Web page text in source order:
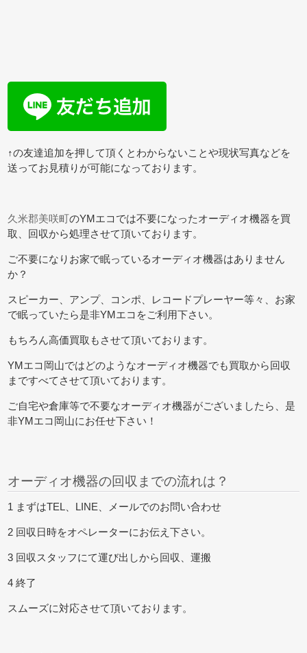
↑の友達追加を押して頂くとわからないことや現状写真などを
送ってお見積りが可能になっております。
久米郡美咲町のYMエコでは不要になったオーディオ機器を買
取、回収から処理させて頂いております。
ご不要になりお家で眠っているオーディオ機器はありません
か？
スピーカー、アンプ、コンポ、レコードプレーヤー等々、お家
で眠っていたら是非YMエコをご利用下さい。
もちろん高価買取もさせて頂いております。
YMエコ岡山ではどのようなオーディオ機器でも買取から回収
まですべてさせて頂いております。
ご自宅や倉庫等で不要なオーディオ機器がございましたら、是
非YMエコ岡山にお任せ下さい！
オーディオ機器の回収までの流れは？
1 まずはTEL、LINE、メールでのお問い合わせ
2 回収日時をオペレーターにお伝え下さい。
3 回収スタッフにて運び出しから回収、運搬
4 終了
スムーズに対応させて頂いております。